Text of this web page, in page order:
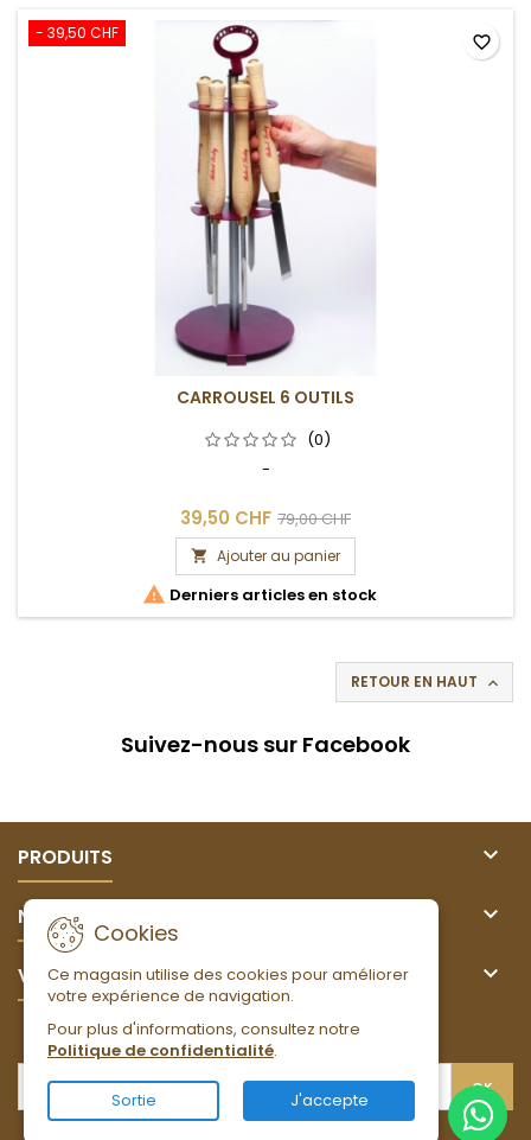
- 39,50 CHF
CARROUSEL 6 OUTILS
(0)
-
39,50 CHF 79,00 CHF
 Ajouter au panier
 Derniers articles en stock
favorite_border
RETOUR EN HAUT 
Suivez-nous sur Facebook
PRODUITS 
NOTRE SOCIÉTÉ 
VOTRE COMPTE 
Cookies
Ce magasin utilise des cookies pour améliorer
votre expérience de navigation.
Pour plus d'informations, consultez notre
Politique de confidentialité.
Sortie J'accepte
LETTRE D'INFORMATIONS